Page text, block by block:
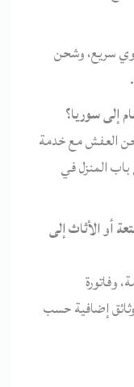
سريع، وشحن
إلى سوريا؟
العفش مع خدمة
المنزل في
أو الأثاث إلى
وفاتورة
إضافية حسب